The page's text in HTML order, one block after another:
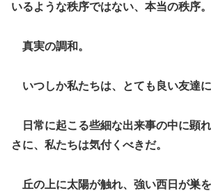
いるような秩序ではない、本当の秩序。
真実の調和。
いつしか私たちは、とても良い友達に
日常に起こる些細な出来事の中に顕
さに、私たちは気付くべきだ。
丘の上に太陽が触れ、強い西日が巣を